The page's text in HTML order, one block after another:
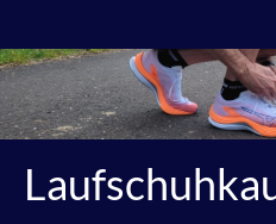
Search for: